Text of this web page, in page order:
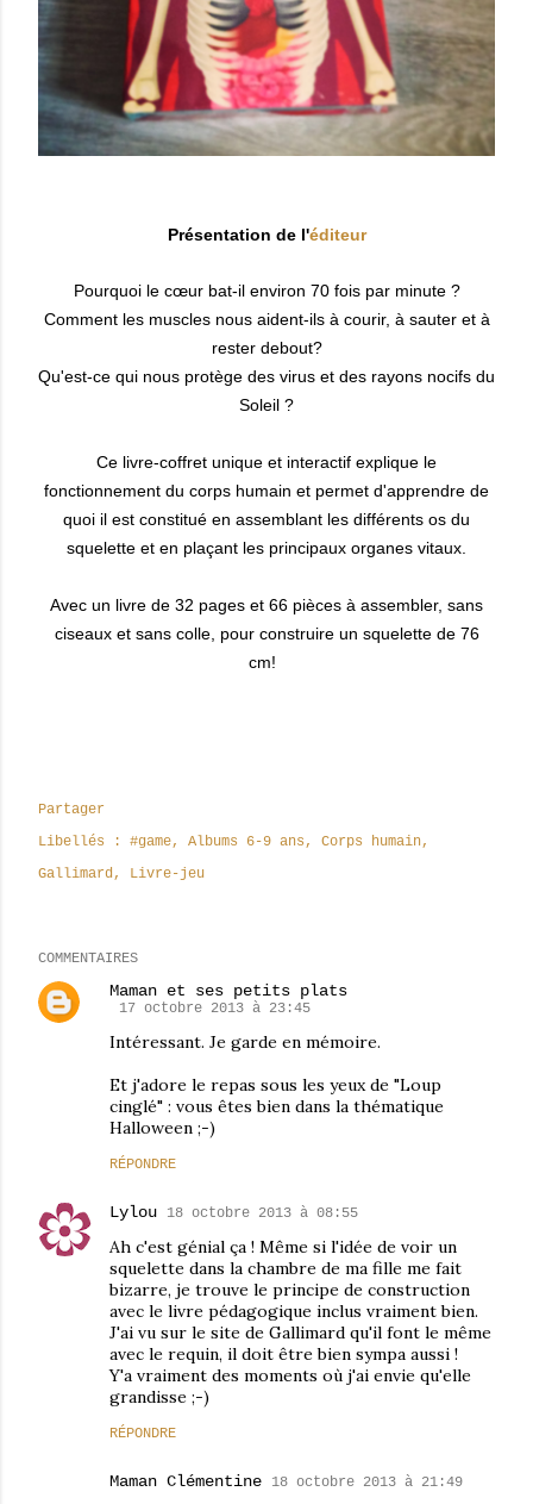
Présentation de l'éditeur
Pourquoi le cœur bat-il environ 70 fois par minute ?
Comment les muscles nous aident-ils à courir, à sauter et à
rester debout?
Qu'est-ce qui nous protège des virus et des rayons nocifs du
Soleil ?
Ce livre-coffret unique et interactif explique le
fonctionnement du corps humain et permet d'apprendre de
quoi il est constitué en assemblant les différents os du
squelette et en plaçant les principaux organes vitaux.
Avec un livre de 32 pages et 66 pièces à assembler, sans
ciseaux et sans colle, pour construire un squelette de 76
cm!
Partager
Libellés :
#game Albums 6-9 ans
Corps humain
Gallimard
Livre-jeu
COMMENTAIRES
Maman et ses petits plats
17 octobre 2013 à 23:45
Intéressant. Je garde en mémoire.
Et j'adore le repas sous les yeux de "Loup
cinglé" : vous êtes bien dans la thématique
Halloween ;-)
RÉPONDRE
Lylou 18 octobre 2013 à 08:55
Ah c'est génial ça ! Même si l'idée de voir un
squelette dans la chambre de ma fille me fait
bizarre, je trouve le principe de construction
avec le livre pédagogique inclus vraiment bien.
J'ai vu sur le site de Gallimard qu'il font le même
avec le requin, il doit être bien sympa aussi !
Y'a vraiment des moments où j'ai envie qu'elle
grandisse ;-)
RÉPONDRE
Maman Clémentine 18 octobre 2013 à 21:49